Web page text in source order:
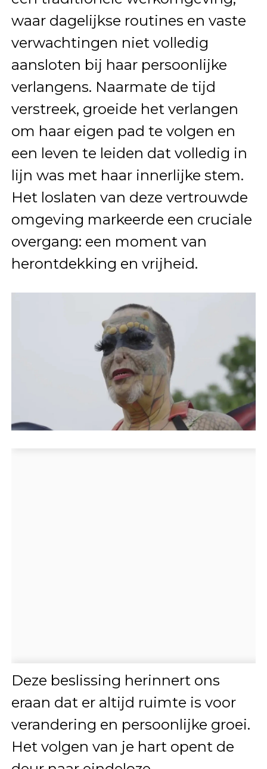
waar dagelijkse routines en vaste
verwachtingen niet volledig
aansloten bij haar persoonlijke
verlangens. Naarmate de tijd
verstreek, groeide het verlangen
om haar eigen pad te volgen en
een leven te leiden dat volledig in
lijn was met haar innerlijke stem.
Het loslaten van deze vertrouwde
omgeving markeerde een cruciale
overgang: een moment van
herontdekking en vrijheid.
Deze beslissing herinnert ons
eraan dat er altijd ruimte is voor
verandering en persoonlijke groei.
Het volgen van je hart opent de